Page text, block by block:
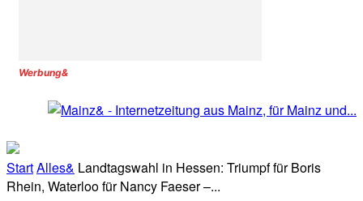
Werbung&
StartAlles& Landtagswahl in Hessen: Triumpf für Boris
Rhein, Waterloo für Nancy Faeser –...